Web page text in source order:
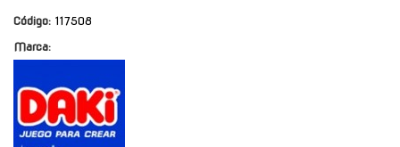
Código: 117508
Marca: